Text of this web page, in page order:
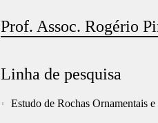
Prof. Assoc. Rogério
Linha de pesquisa
Estudo de Rochas Ornamentais